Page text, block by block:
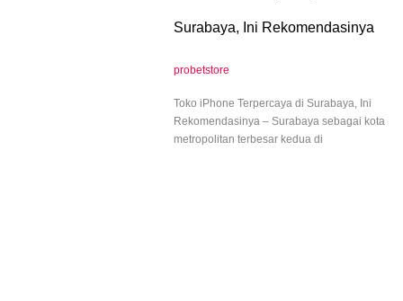
Surabaya, Ini Rekomendasinya
probetstore
Toko iPhone Terpercaya di Surabaya, Ini
Rekomendasinya – Surabaya sebagai kota
metropolitan terbesar kedua di